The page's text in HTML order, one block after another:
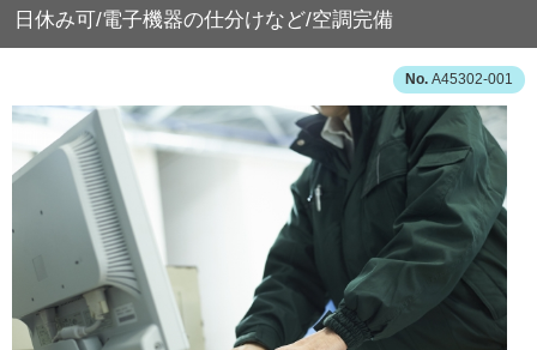
日休み可/電子機器の仕分けなど/空調完備
A45302-001